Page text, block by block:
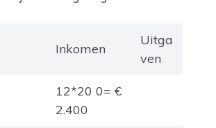
Inkomen
Uitga
ven
12*20 0= €
2.400